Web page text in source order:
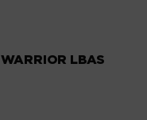
WARRIOR LBAS